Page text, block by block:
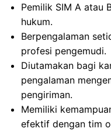
Pemilik SIM A atau
hukum.
Berpengalaman
profesi pengemudi.
Diutamakan bagi
pengalaman
pengiriman.
Memiliki
efektif dengan tim